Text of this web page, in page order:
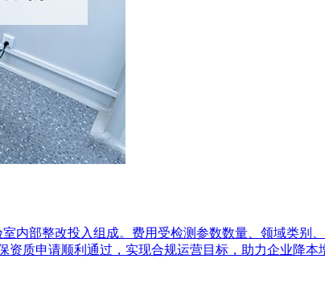
内部整改投入组成。费用受检测参数数量、领域类别
质申请顺利通过，实现合规运营目标，助力企业降本